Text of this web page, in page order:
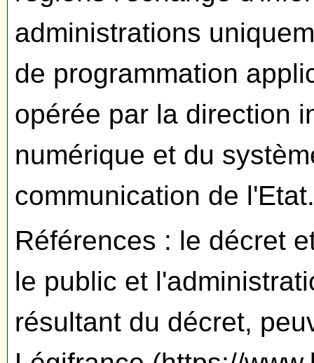
administrations
de programmation
opérée par la direction
numérique et du
communication de l'Etat.
Références : le décret
le public et
résultant du décret,